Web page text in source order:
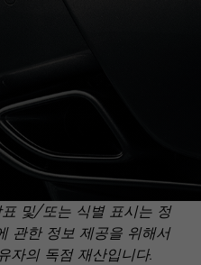
및/또는 식별 표시는 정
관한 정보 제공을 위해서
자의 독점 재산입니다.